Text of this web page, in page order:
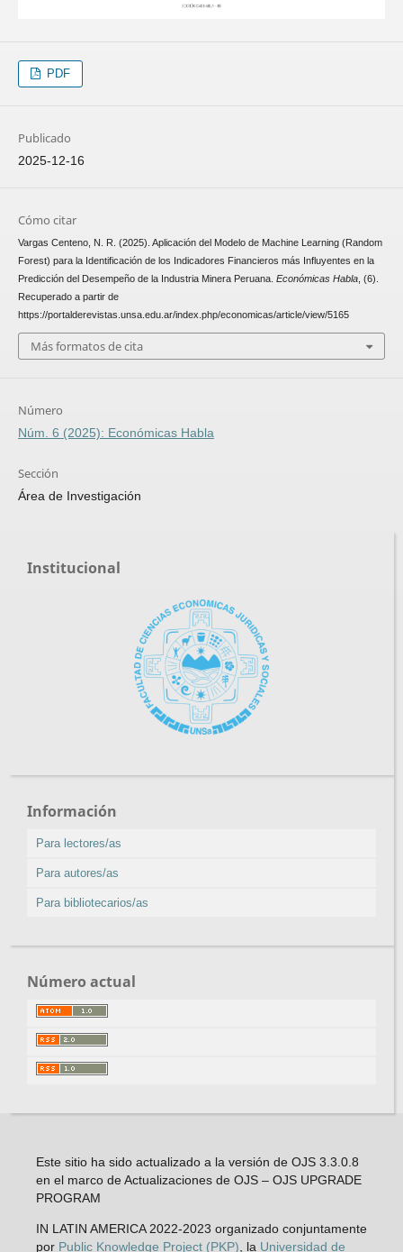
PDF
Publicado
2025-12-16
Cómo citar
Vargas Centeno, N. R. (2025). Aplicación del Modelo de Machine Learning (Random
Forest) para la Identificación de los Indicadores Financieros más Influyentes en la
Predicción del Desempeño de la Industria Minera Peruana. Económicas Habla, (6).
Recuperado a partir de
https://portalderevistas.unsa.edu.ar/index.php/economicas/article/view/5165
Más formatos de cita
Número
Núm. 6 (2025): Económicas Habla
Sección
Área de Investigación
Institucional
Información
Para lectores/as
Para autores/as
Para bibliotecarios/as
Número actual
Este sitio ha sido actualizado a la versión de OJS 3.3.0.8
en el marco de Actualizaciones de OJS – OJS UPGRADE
PROGRAM
IN LATIN AMERICA 2022-2023 organizado conjuntamente
por Public Knowledge Project (PKP), la Universidad de